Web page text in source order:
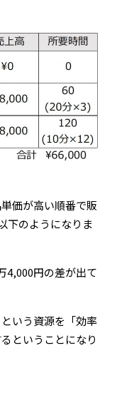
価が高い順番で販
下のようになりま
4,000円の差が出て
いう資源を「効率
ということになり